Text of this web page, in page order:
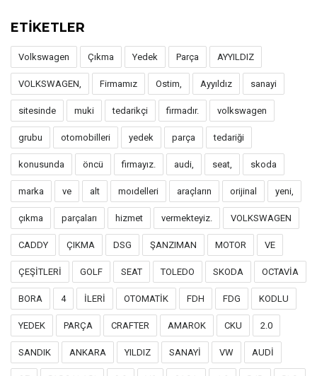
ETİKETLER
Volkswagen Çıkma Yedek Parça AYYILDIZ
VOLKSWAGEN, Firmamız Ostim, Ayyıldız sanayi
sitesinde muki tedarikçi firmadır. volkswagen
grubu otomobilleri yedek parça tedariği
konusunda öncü firmayız. audi, seat, skoda
marka ve alt moıdelleri araçların orijinal yeni,
çıkma parçaları hizmet vermekteyiz. VOLKSWAGEN
CADDY ÇIKMA DSG ŞANZIMAN MOTOR VE
ÇEŞİTLERİ GOLF SEAT TOLEDO SKODA OCTAVİA
BORA 4 İLERİ OTOMATİK FDH FDG KODLU
YEDEK PARÇA CRAFTER AMAROK CKU 2.0
SANDIK ANKARA YILDIZ SANAYİ VW AUDİ